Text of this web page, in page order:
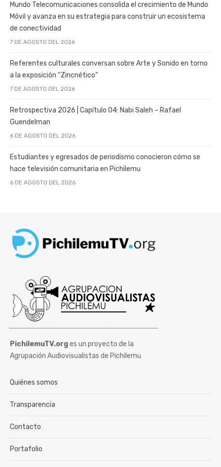
Mundo Telecomunicaciones consolida el crecimiento de Mundo
Móvil y avanza en su estrategia para construir un ecosistema
de conectividad
7 DE AGOSTO DEL 2026
Referentes culturales conversan sobre Arte y Sonido en torno
a la exposición “Zincnético”
7 DE AGOSTO DEL 2026
Retrospectiva 2026 | Capítulo 04: Nabi Saleh – Rafael
Guendelman
6 DE AGOSTO DEL 2026
Estudiantes y egresados de periodismo conocieron cómo se
hace televisión comunitaria en Pichilemu
6 DE AGOSTO DEL 2026
PichilemuTV.orges un proyecto de la
Agrupación Audiovisualistas de Pichilemu
Quiénes somos
Transparencia
Contacto
Portafolio